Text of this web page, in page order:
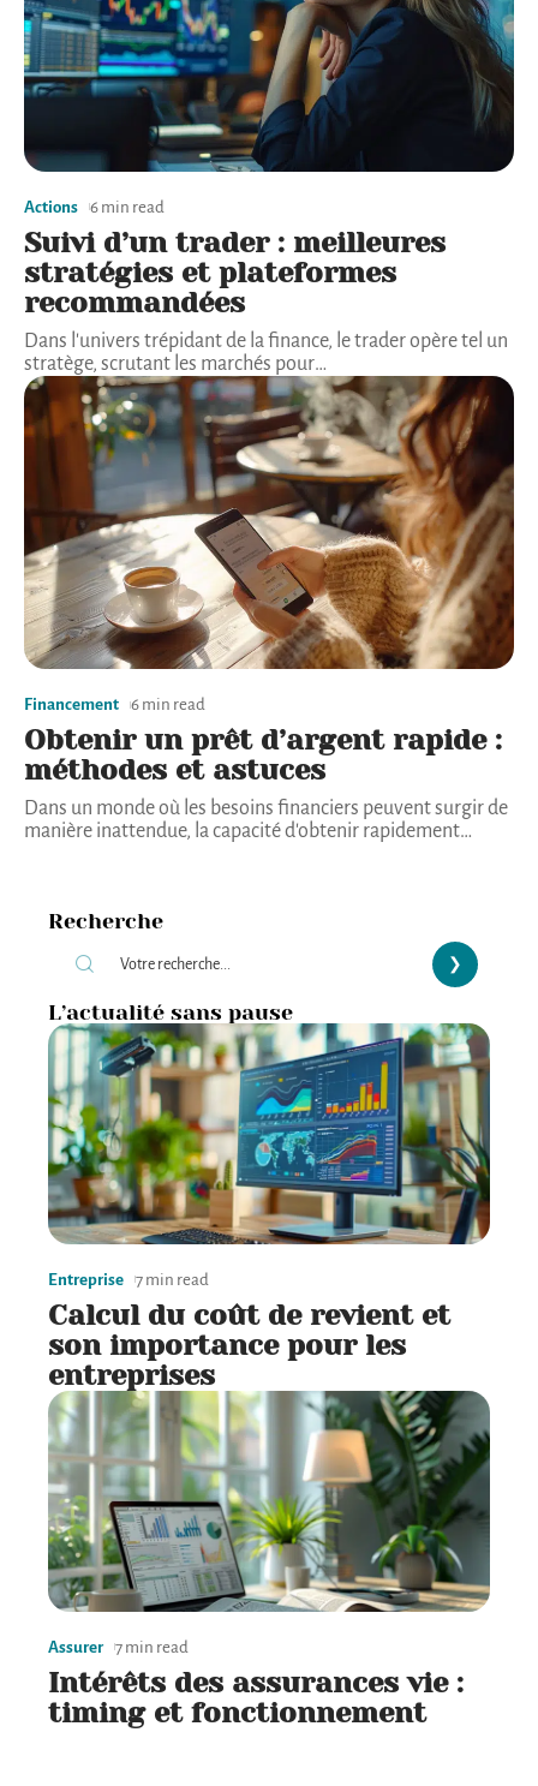
Actions 6 min read
Suivi d’un trader : meilleures
stratégies et plateformes
recommandées
Dans l'univers trépidant de la finance, le trader opère tel un
stratège, scrutant les marchés pour…
Financement 6 min read
Obtenir un prêt d’argent rapide :
méthodes et astuces
Dans un monde où les besoins financiers peuvent surgir de
manière inattendue, la capacité d'obtenir rapidement…
Recherche
L’actualité sans pause
Entreprise 7 min read
Calcul du coût de revient et
son importance pour les
entreprises
Assurer 7 min read
Intérêts des assurances vie :
timing et fonctionnement